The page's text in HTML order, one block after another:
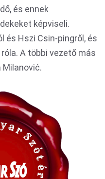
és ennek
képviseli.
és Hszi Csin-pingről, és
A többi vezető más